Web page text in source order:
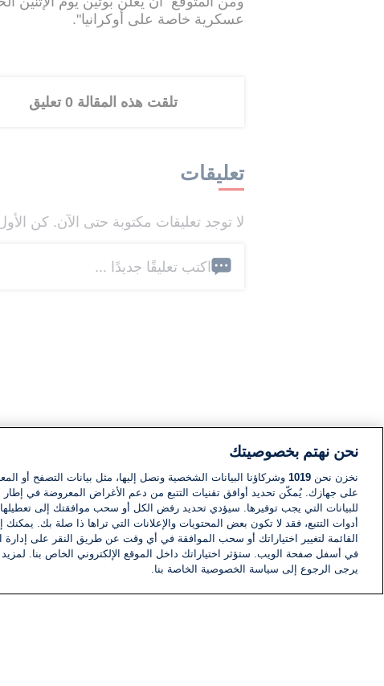
عسكرية خاصة على أوكرانيا".
تلقت هذه المقالة 0 تعليق
تعليقات
لا توجد تعليقات مكتوبة حتى الآن. كن
اكتب تعليقًا جديدًا ...
نحن نهتم بخصوصيتك
نخزن نحن 1019 وشركاؤنا البيانات الشخصية ونصل إليها، مثل بيانات التصفح أو
على جهازك. يُمكّن تحديد أوافق تقنيات التتبع من دعم الأغراض المعروضة في إطار
للبيانات التي يجب توفيرها. سيؤدي تحديد رفض الكل أو سحب موافقتك إلى
أدوات التتبع، فقد لا تكون بعض المحتويات والإعلانات التي تراها ذا صلة بك.
القائمة لتغيير اختياراتك أو سحب الموافقة في أي وقت عن طريق النقر على إدارة
في أسفل صفحة الويب. ستؤثر اختياراتك داخل الموقع الإلكتروني الخاص بنا.
يرجى الرجوع إلى سياسة الخصوصية الخاصة بنا.